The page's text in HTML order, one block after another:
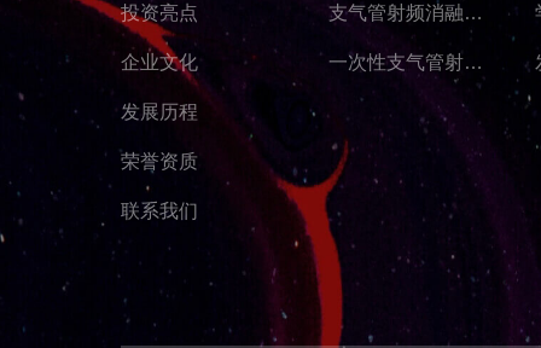
投资亮点
企业文化
发展历程
荣誉资质
联系我们
SyMapCath I®
支气管射频消融仪
一次性支气管射频
消融导管Elation®